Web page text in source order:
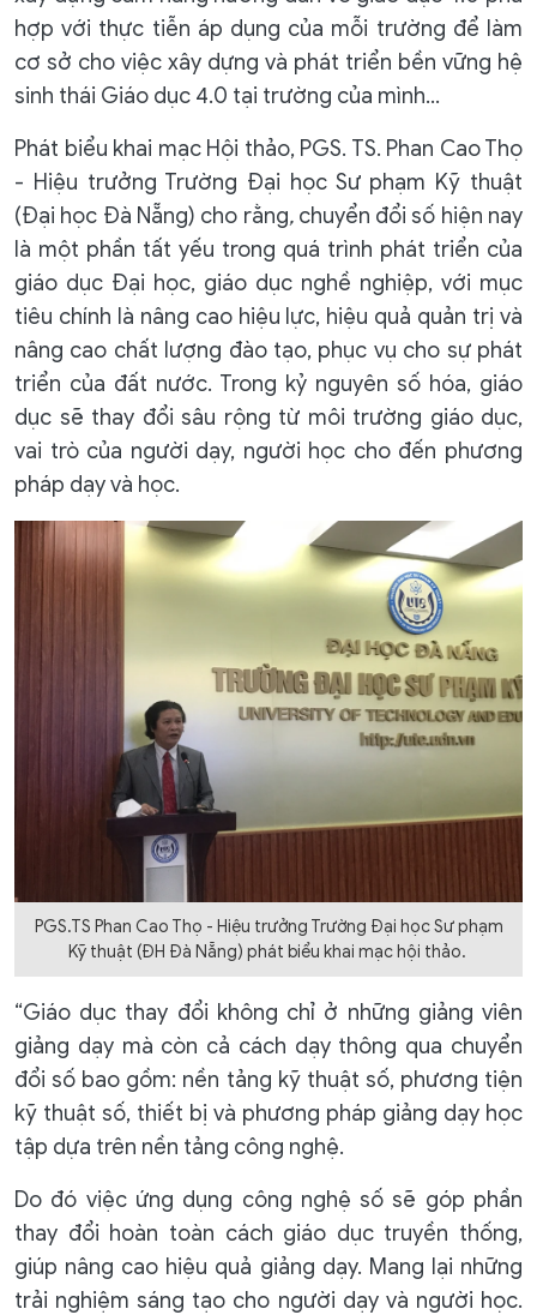
hợp với thực tiễn áp dụng của mỗi trường để làm
cơ sở cho việc xây dựng và phát triển bền vững hệ
sinh thái Giáo dục 4.0 tại trường của mình...
Phát biểu khai mạc Hội thảo, PGS. TS. Phan Cao Thọ
- Hiệu trưởng Trường Đại học Sư phạm Kỹ thuật
(Đại học Đà Nẵng) cho rằng, chuyển đổi số hiện nay
là một phần tất yếu trong quá trình phát triển của
giáo dục Đại học, giáo dục nghề nghiệp, với mục
tiêu chính là nâng cao hiệu lực, hiệu quả quản trị và
nâng cao chất lượng đào tạo, phục vụ cho sự phát
triển của đất nước. Trong kỷ nguyên số hóa, giáo
dục sẽ thay đổi sâu rộng từ môi trường giáo dục,
vai trò của người dạy, người học cho đến phương
pháp dạy và học.
PGS.TS Phan Cao Thọ - Hiệu trưởng Trường Đại học Sư phạm
Kỹ thuật (ĐH Đà Nẵng) phát biểu khai mạc hội thảo.
“Giáo dục thay đổi không chỉ ở những giảng viên
giảng dạy mà còn cả cách dạy thông qua chuyển
đổi số bao gồm: nền tảng kỹ thuật số, phương tiện
kỹ thuật số, thiết bị và phương pháp giảng dạy học
tập dựa trên nền tảng công nghệ.
Do đó việc ứng dụng công nghệ số sẽ góp phần
thay đổi hoàn toàn cách giáo dục truyền thống,
giúp nâng cao hiệu quả giảng dạy. Mang lại những
trải nghiệm sáng tạo cho người dạy và người học.